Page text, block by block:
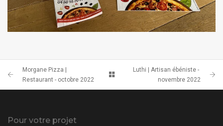
Morgane Pizza |
Restaurant - octobre 2022
Luthi | Artisan ébéniste -
novembre 2022
Pour votre projet